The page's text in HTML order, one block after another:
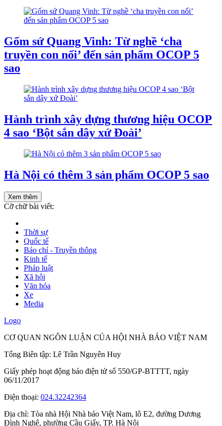
Gốm sứ Quang Vinh: Từ nghề ‘cha
truyền con nối’ đến sản phẩm OCOP 5
sao
Hành trình xây dựng thương hiệu OCOP
4 sao ‘Bột sắn dây xứ Đoài’
Hà Nội có thêm 3 sản phẩm OCOP 5 sao
Xem thêm
Cỡ chữ bài viết:
Thời sự
Quốc tế
Báo chí - Truyền thông
Kinh tế
Pháp luật
Xã hội
Văn hóa
Xe
Media
Logo
CƠ QUAN NGÔN LUẬN CỦA HỘI NHÀ BÁO VIỆT NAM
Tổng Biên tập: Lê Trần Nguyên Huy
Giấy phép hoạt động báo điện tử số 550/GP-BTTTT, ngày
06/11/2017
Điện thoại: 024.32242364
Địa chỉ: Tòa nhà Hội Nhà báo Việt Nam, lô E2, đường Dương
Đình Nghệ, phường Cầu Giấy, TP. Hà Nội